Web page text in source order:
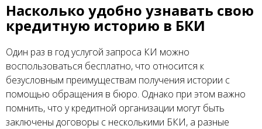
Насколько удобно узнавать свою
кредитную историю в БКИ
Один раз в год услугой запроса КИ можно
воспользоваться бесплатно, что относится к
безусловным преимуществам получения истории с
помощью обращения в бюро. Однако при этом важно
помнить, что у кредитной организации могут быть
заключены договоры с несколькими БКИ, а разные